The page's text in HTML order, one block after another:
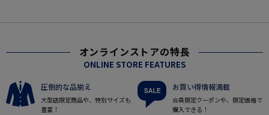
オンラインストアの特長
ONLINE STORE FEATURES
圧倒的な品揃え
大型店限定商品や、特別サイズも
豊富！
お買い得情報満載
会員限定クーポンや、限定価格で
購入できる！